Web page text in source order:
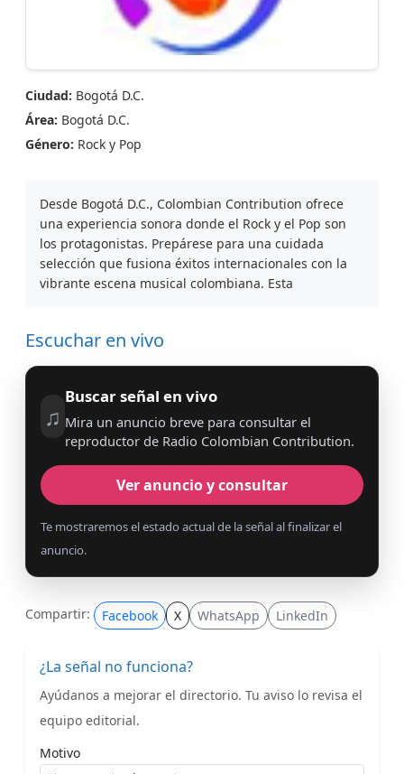
Ciudad: Bogotá D.C.
Área: Bogotá D.C.
Género: Rock y Pop
Desde Bogotá D.C., Colombian Contribution ofrece
una experiencia sonora donde el Rock y el Pop son
los protagonistas. Prepárese para una cuidada
selección que fusiona éxitos internacionales con la
vibrante escena musical colombiana. Esta
Escuchar en vivo
♫
Buscar señal en vivo
Mira un anuncio breve para consultar el
reproductor de Radio Colombian Contribution.
Ver anuncio y consultar
Te mostraremos el estado actual de la señal al finalizar el
anuncio.
Compartir: Facebook X WhatsApp LinkedIn
¿La señal no funciona?
Ayúdanos a mejorar el directorio. Tu aviso lo revisa el
equipo editorial.
Motivo